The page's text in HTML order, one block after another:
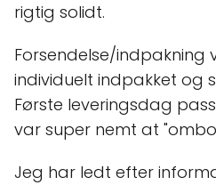
rigtig solidt.
Forsendelse/indpakning
individuelt indpakket og
Første leveringsdag
var super nemt at
Jeg har ledt efter